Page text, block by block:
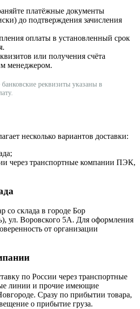
платёжные документы
до подтверждения зачисления
оплаты в установленный срок
или получения счёта
менеджером.
реквизиты указаны в
несколько вариантов доставки:
через транспортные компании ПЭК,
со склада в городе Бор
ул. Воровского 5А. Для оформления
от организации
по России через транспортные
линии и прочие имеющие
Сразу по прибытии товара,
о прибытие груза.